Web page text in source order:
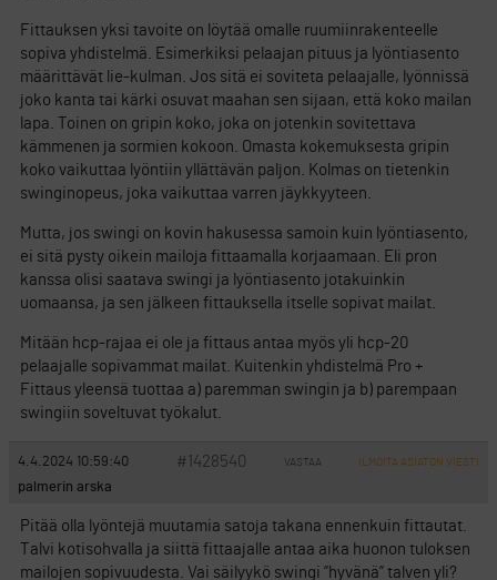
Fittauksen yksi tavoite on löytää omalle ruumiinrakenteelle
sopiva yhdistelmä. Esimerkiksi pelaajan pituus ja lyöntiasento
määrittävät lie-kulman. Jos sitä ei soviteta pelaajalle, lyönnissä
joko kanta tai kärki osuvat maahan sen sijaan, että koko mailan
lapa. Toinen on gripin koko, joka on jotenkin sovitettava
kämmenen ja sormien kokoon. Omasta kokemuksesta gripin
koko vaikuttaa lyöntiin yllättävän paljon. Kolmas on tietenkin
swinginopeus, joka vaikuttaa varren jäykkyyteen.
Mutta, jos swingi on kovin hakusessa samoin kuin lyöntiasento,
ei sitä pysty oikein mailoja fittaamalla korjaamaan. Eli pron
kanssa olisi saatava swingi ja lyöntiasento jotakuinkin
uomaansa, ja sen jälkeen fittauksella itselle sopivat mailat.
Mitään hcp-rajaa ei ole ja fittaus antaa myös yli hcp-20
pelaajalle sopivammat mailat. Kuitenkin yhdistelmä Pro +
Fittaus yleensä tuottaa a) paremman swingin ja b) parempaan
swingiin soveltuvat työkalut.
4.4.2024 10:59:40 #1428540 VASTAA ILMOITA ASIATON VIESTI
palmerin arska
Pitää olla lyöntejä muutamia satoja takana ennenkuin fittautat.
Talvi kotisohvalla ja siittä fittaajalle antaa aika huonon tuloksen
mailojen sopivuudesta. Vai säilyykö swingi ”hyvänä” talven yli?